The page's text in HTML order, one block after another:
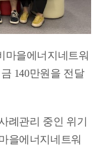
마을에너지네트워
140만원을 전달
례관리 중인 위기
을에너지네트워